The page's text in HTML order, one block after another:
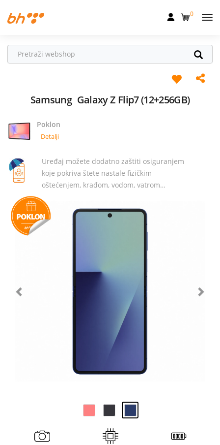
Fiksna
Televizija
Uređaji
Pogodnosti
Akcije
Podrška
0
Samsung Galaxy Z Flip7 (12+256GB)
Poklon
Detalji
Uređaj možete dodatno zaštiti osiguranjem
koje pokriva štete nastale fizičkim
oštećenjem, krađom, vodom, vatrom…